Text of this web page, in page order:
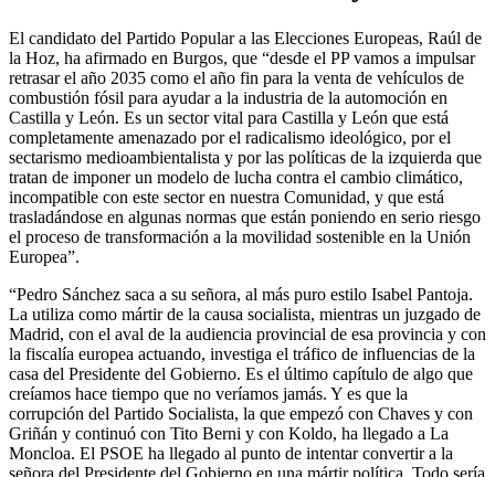
El candidato del Partido Popular a las Elecciones Europeas, Raúl de
la Hoz, ha afirmado en Burgos, que “desde el PP vamos a impulsar
retrasar el año 2035 como el año fin para la venta de vehículos de
combustión fósil para ayudar a la industria de la automoción en
Castilla y León. Es un sector vital para Castilla y León que está
completamente amenazado por el radicalismo ideológico, por el
sectarismo medioambientalista y por las políticas de la izquierda que
tratan de imponer un modelo de lucha contra el cambio climático,
incompatible con este sector en nuestra Comunidad, y que está
trasladándose en algunas normas que están poniendo en serio riesgo
el proceso de transformación a la movilidad sostenible en la Unión
Europea”.
“Pedro Sánchez saca a su señora, al más puro estilo Isabel Pantoja.
La utiliza como mártir de la causa socialista, mientras un juzgado de
Madrid, con el aval de la audiencia provincial de esa provincia y con
la fiscalía europea actuando, investiga el tráfico de influencias de la
casa del Presidente del Gobierno. Es el último capítulo de algo que
creíamos hace tiempo que no veríamos jamás. Y es que la
corrupción del Partido Socialista, la que empezó con Chaves y con
Griñán y continuó con Tito Berni y con Koldo, ha llegado a La
Moncloa. El PSOE ha llegado al punto de intentar convertir a la
señora del Presidente del Gobierno en una mártir política. Todo sería